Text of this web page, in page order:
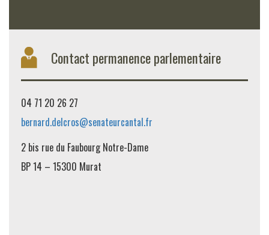
Contact permanence parlementaire
04 71 20 26 27
bernard.delcros@senateurcantal.fr
2 bis rue du Faubourg Notre-Dame
BP 14 – 15300 Murat